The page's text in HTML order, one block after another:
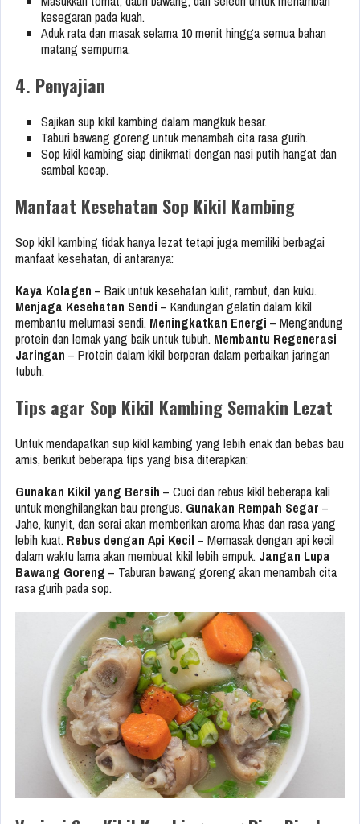
kesegaran pada kuah.
Aduk rata dan masak selama 10 menit hingga semua bahan
matang sempurna.
4. Penyajian
Sajikan sup kikil kambing dalam mangkuk besar.
Taburi bawang goreng untuk menambah cita rasa gurih.
Sop kikil kambing siap dinikmati dengan nasi putih hangat dan
sambal kecap.
Manfaat Kesehatan Sop Kikil Kambing
Sop kikil kambing tidak hanya lezat tetapi juga memiliki berbagai
manfaat kesehatan, di antaranya:
Kaya Kolagen – Baik untuk kesehatan kulit, rambut, dan kuku.
Menjaga Kesehatan Sendi – Kandungan gelatin dalam kikil
membantu melumasi sendi. Meningkatkan Energi – Mengandung
protein dan lemak yang baik untuk tubuh. Membantu Regenerasi
Jaringan – Protein dalam kikil berperan dalam perbaikan jaringan
tubuh.
Tips agar Sop Kikil Kambing Semakin Lezat
Untuk mendapatkan sup kikil kambing yang lebih enak dan bebas bau
amis, berikut beberapa tips yang bisa diterapkan:
Gunakan Kikil yang Bersih – Cuci dan rebus kikil beberapa kali
untuk menghilangkan bau prengus. Gunakan Rempah Segar –
Jahe, kunyit, dan serai akan memberikan aroma khas dan rasa yang
lebih kuat. Rebus dengan Api Kecil – Memasak dengan api kecil
dalam waktu lama akan membuat kikil lebih empuk. Jangan Lupa
Bawang Goreng – Taburan bawang goreng akan menambah cita
rasa gurih pada sop.